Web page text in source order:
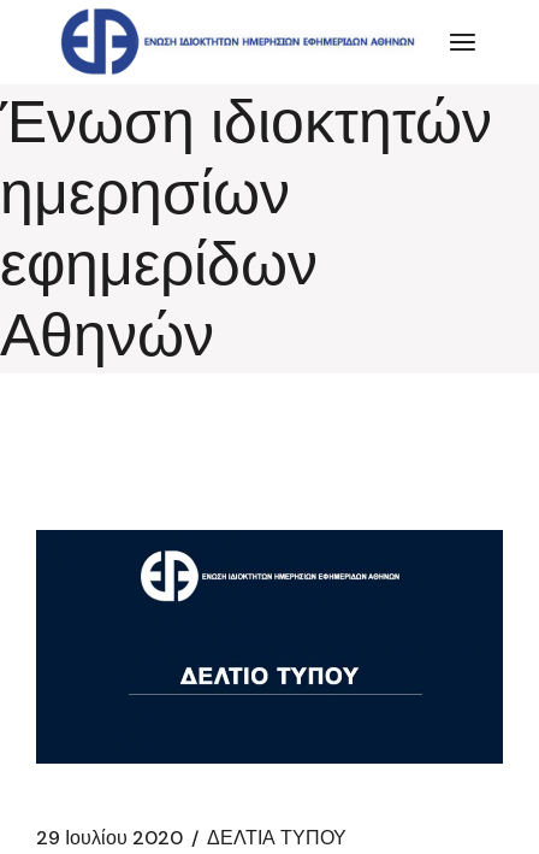
content
Ένωση ιδιοκτητών
ημερησίων
εφημερίδων
Αθηνών
29 Ιουλίου 2020 ΔΕΛΤΙΑ ΤΥΠΟΥ